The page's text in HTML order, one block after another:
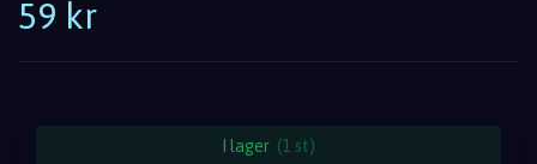
59 kr
I lager (1 st)